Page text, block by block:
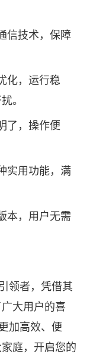
信技术，保障
化，运行稳
。
了，操作便
实用功能，满
本，用户无需
领者，凭借其
大用户的喜
加高效、便
庭，开启您的